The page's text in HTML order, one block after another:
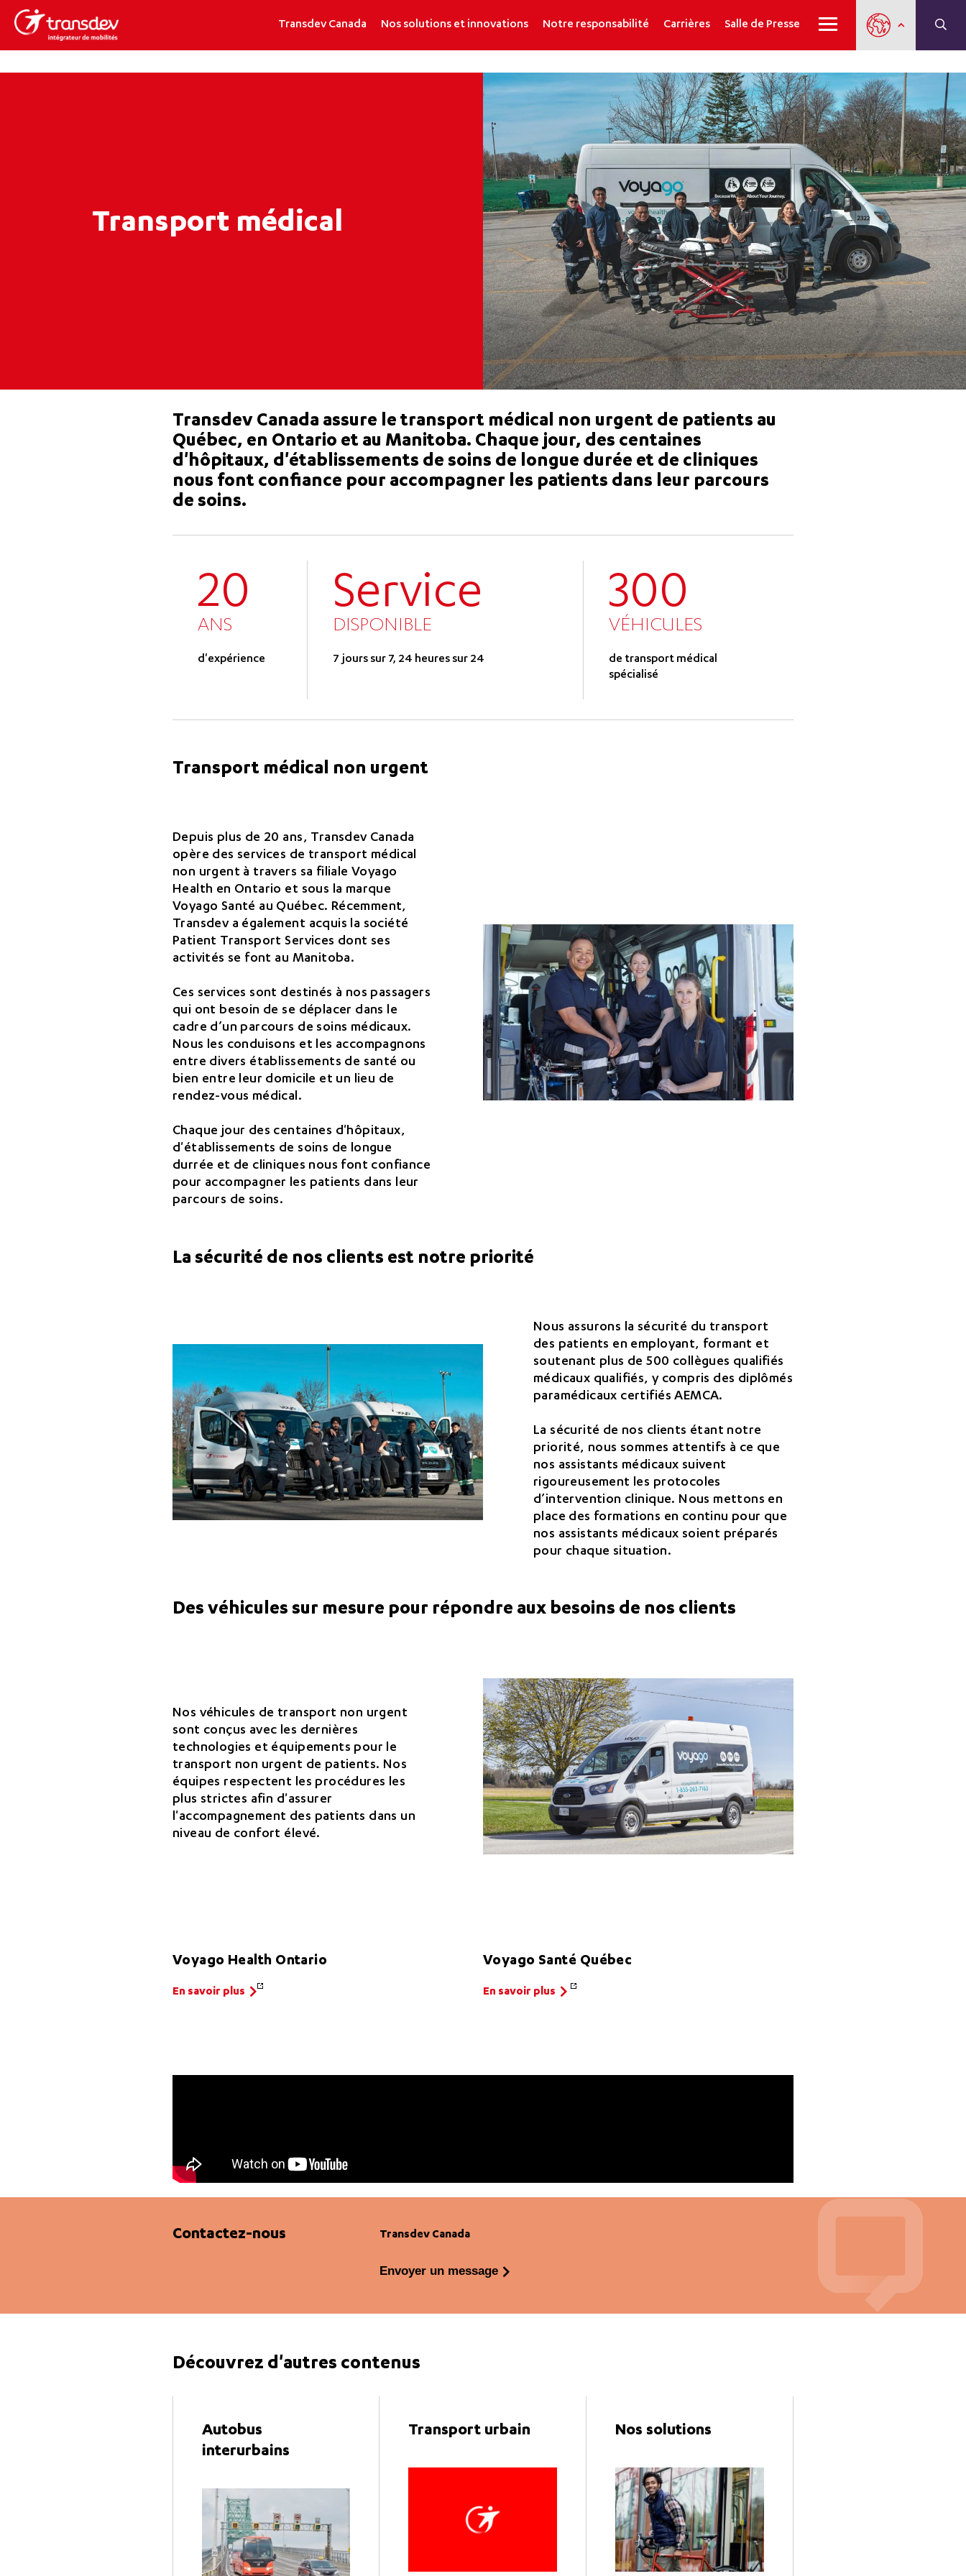
Transdev Canada Nos solutions et innovations Notre responsabilité Carrières Salle de Presse
Transport médical
Transdev Canada assure le transport médical non urgent de patients au
Québec, en Ontario et au Manitoba. Chaque jour, des centaines
d'hôpitaux, d'établissements de soins de longue durée et de cliniques
nous font confiance pour accompagner les patients dans leur parcours
de soins.
20
ANS
d'expérience
Service
DISPONIBLE
7 jours sur 7, 24 heures sur 24
300
VÉHICULES
de transport médical
spécialisé
Transport médical non urgent
Depuis plus de 20 ans, Transdev Canada
opère des services de transport médical
non urgent à travers sa filiale Voyago
Health en Ontario et sous la marque
Voyago Santé au Québec. Récemment,
Transdev a également acquis la société
Patient Transport Services dont ses
activités se font au Manitoba.
Ces services sont destinés à nos passagers
qui ont besoin de se déplacer dans le
cadre d’un parcours de soins médicaux.
Nous les conduisons et les accompagnons
entre divers établissements de santé ou
bien entre leur domicile et un lieu de
rendez-vous médical.
Chaque jour des centaines d'hôpitaux,
d'établissements de soins de longue
durrée et de cliniques nous font confiance
pour accompagner les patients dans leur
parcours de soins.
La sécurité de nos clients est notre priorité
Nous assurons la sécurité du transport
des patients en employant, formant et
soutenant plus de 500 collègues qualifiés
médicaux qualifiés, y compris des diplômés
paramédicaux certifiés AEMCA.
La sécurité de nos clients étant notre
priorité, nous sommes attentifs à ce que
nos assistants médicaux suivent
rigoureusement les protocoles
d’intervention clinique. Nous mettons en
place des formations en continu pour que
nos assistants médicaux soient préparés
pour chaque situation.
Des véhicules sur mesure pour répondre aux besoins de nos clients
Nos véhicules de transport non urgent
sont conçus avec les dernières
technologies et équipements pour le
transport non urgent de patients. Nos
équipes respectent les procédures les
plus strictes afin d'assurer
l'accompagnement des patients dans un
niveau de confort élevé.
Voyago Health Ontario
En savoir plus
Voyago Santé Québec
En savoir plus
Contactez-nous Transdev Canada
Envoyer un message
Découvrez d'autres contenus
Autobus
interurbains
Transport urbain Nos solutions